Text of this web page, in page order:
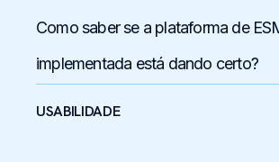
Como saber se a plataforma de
implementada está dando certo?
USABILIDADE